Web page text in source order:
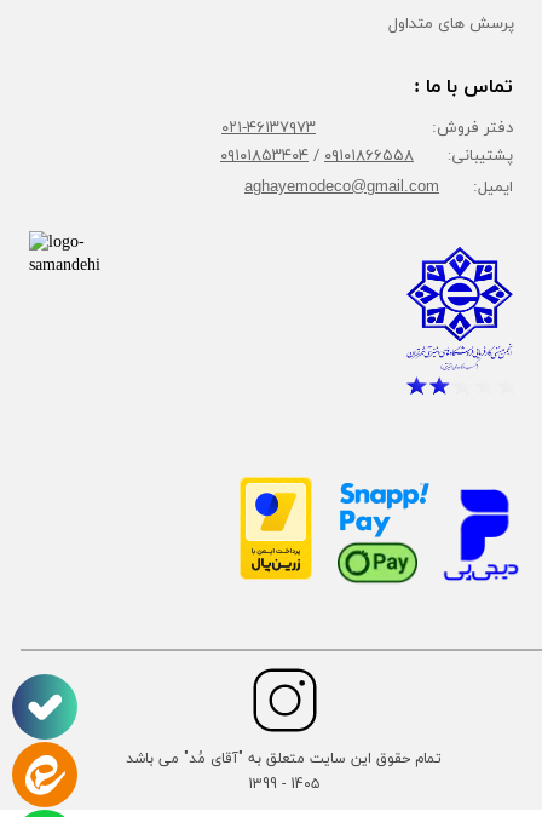
پرسش های متداول
تمام حقوق این سایت متعلق به "آقای مُد" می باشد
14۰۵ - 1399
تماس با ما :
دفتر فروش: ۴۶۱۳۷۹۷۳-۰۲۱
پشتیبانی: ۰۹۱۰۱۸۶۶۵۵۸/۰۹۱۰۱۸۵۳۴۰۴
ایمیل: aghayemodeco@gmail.com